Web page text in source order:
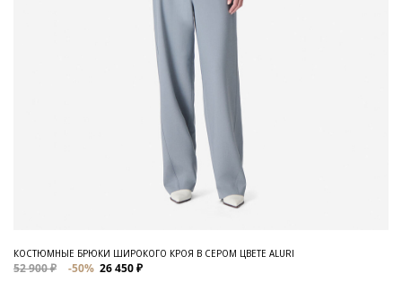
КОСТЮМНЫЕ БРЮКИ ШИРОКОГО КРОЯ В СЕРОМ ЦВЕТЕ ALURI
52 900 ₽ -50% 26 450 ₽